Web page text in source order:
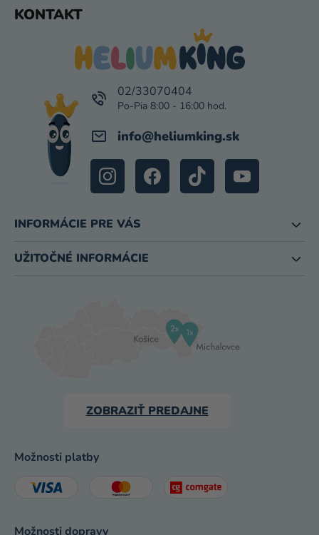
KONTAKT
info@heliumking.sk
02/33070404
INFORMÁCIE PRE VÁS
UŽITOČNÉ INFORMÁCIE
ZOBRAZIŤ PREDAJNE
Možnosti platby
Možnosti dopravy